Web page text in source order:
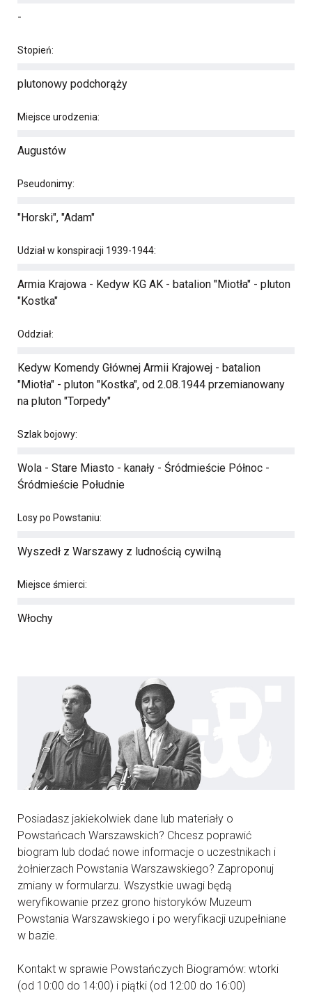
-
Stopień:
plutonowy podchorąży
Miejsce urodzenia:
Augustów
Pseudonimy:
"Horski", "Adam"
Udział w konspiracji 1939-1944:
Armia Krajowa - Kedyw KG AK - batalion "Miotła" - pluton
"Kostka"
Oddział:
Kedyw Komendy Głównej Armii Krajowej - batalion
"Miotła" - pluton "Kostka", od 2.08.1944 przemianowany
na pluton "Torpedy"
Szlak bojowy:
Wola - Stare Miasto - kanały - Śródmieście Północ -
Śródmieście Południe
Losy po Powstaniu:
Wyszedł z Warszawy z ludnością cywilną
Miejsce śmierci:
Włochy
Posiadasz jakiekolwiek dane lub materiały o
Powstańcach Warszawskich? Chcesz poprawić
biogram lub dodać nowe informacje o uczestnikach i
żołnierzach Powstania Warszawskiego? Zaproponuj
zmiany w formularzu. Wszystkie uwagi będą
weryfikowanie przez grono historyków Muzeum
Powstania Warszawskiego i po weryfikacji uzupełniane
w bazie.
Kontakt w sprawie Powstańczych Biogramów: wtorki
(od 10:00 do 14:00) i piątki (od 12:00 do 16:00)